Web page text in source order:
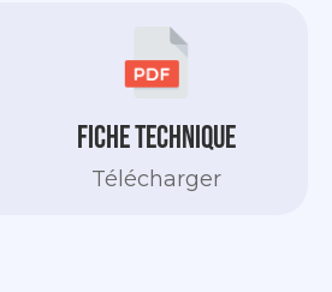
Fiche technique
Télécharger